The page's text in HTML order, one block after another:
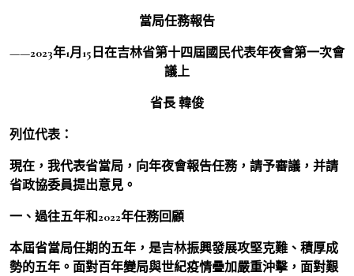
當局任務報告
——2023年1月15日在吉林省第十四屆國民代表年夜會第一次會
議上
省長 韓俊
列位代表：
現在，我代表省當局，向年夜會報告任務，請予審議，并請
省政協委員提出意見。
一、過往五年和2022年任務回顧
本屆省當局任期的五年，是吉林振興發展攻堅克難、積厚成
勢的五年。面對百年變局與世紀疫情疊加嚴重沖擊，面對艱